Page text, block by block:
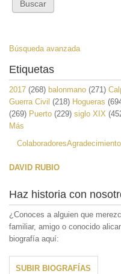
Búsqueda avanzada
Etiquetas
2017 (268) balonmano (271)
Guerra Civil (218) Hogueras
(269) Puerto (229) siglo XIX
Más
Colaboradores
DAVID RUBIO
Haz historia con
¿Conoces a alguien que
familiar, amigo o conocido
biografía aquí:
SUBIR BIOGRAFÍAS